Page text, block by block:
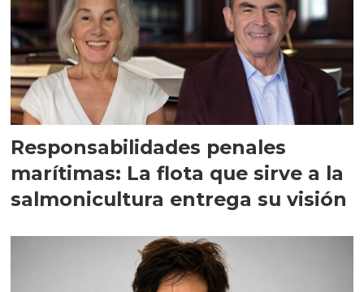
Responsabilidades penales
marítimas: La flota que sirve a la
salmonicultura entrega su visión